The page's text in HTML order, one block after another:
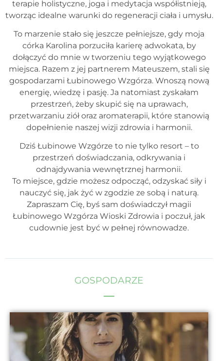
terapie holistyczne, joga i medytacja współistnieją,
tworząc idealne warunki do regeneracji ciała i umysłu.
To marzenie stało się jeszcze pełniejsze, gdy moja
córka Karolina porzuciła karierę adwokata, by
dołączyć do mnie w tworzeniu tego wyjątkowego
miejsca. Razem z jej partnerem Mateuszem, stali się
gospodarzami Łubinowego Wzgórza. Wnoszą nową
energię, wiedzę i pasję. Ja natomiast zyskałam
przestrzeń, żeby skupić się na uprawach,
przetwarzaniu ziół oraz aromaterapii, które stanowią
dopełnienie naszej wizji zdrowia i harmonii.
Dziś Łubinowe Wzgórze to nie tylko resort – to
przestrzeń doświadczania, odkrywania i
odnajdywania wewnętrznej harmonii.
To miejsce, gdzie możesz odpocząć, odzyskać siły i
nauczyć się, jak żyć w zgodzie ze sobą i naturą.
Zapraszam Cię, byś sam doświadczył magii
Łubinowego Wzgórza Wioski Zdrowia i poczuł, jak
cudownie jest być w pełnej równowadze.
GOSPODARZE